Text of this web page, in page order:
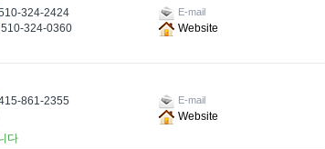
324-2424 E-mail
510-324-0360
Website
861-2355 E-mail
Website
다